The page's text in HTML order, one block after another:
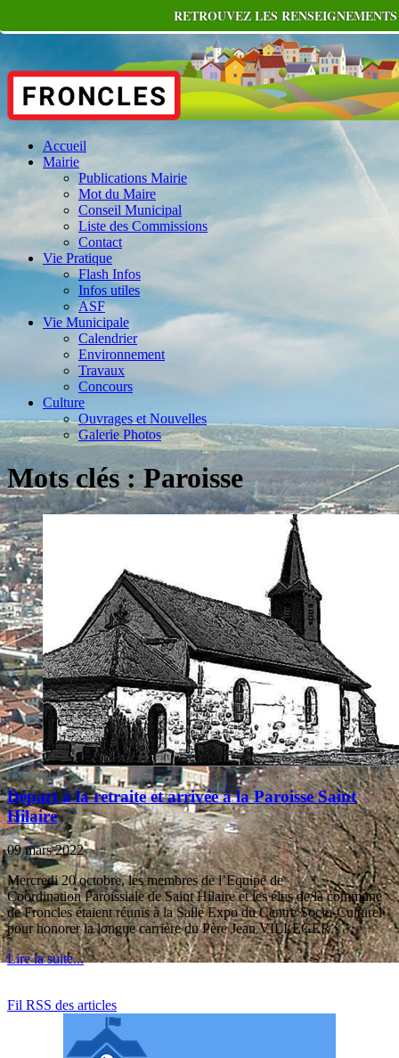
Accueil
Mairie
Publications Mairie
Mot du Maire
Conseil Municipal
Liste des Commissions
Contact
Vie Pratique
Flash Infos
Infos utiles
ASF
Vie Municipale
Calendrier
Environnement
Travaux
Concours
Culture
Ouvrages et Nouvelles
Galerie Photos
Mots clés : Paroisse
Départ à la retraite et arrivée à la Paroisse Saint
Hilaire
09 mars 2022
Mercredi 20 octobre, les membres de l’Equipe de
Coordination Paroissiale de Saint Hilaire et les élus de la commune
de Froncles étaient réunis à la Salle Expo du Centre Socio-Culturel
pour honorer la longue carrière du Père Jean VILLEGER.
Lire la suite...
Fil RSS des articles
RETROUVEZ LES